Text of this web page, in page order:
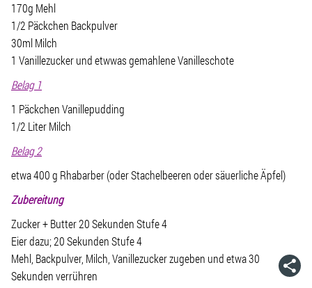
170g Mehl
1/2 Päckchen Backpulver
30ml Milch
1 Vanillezucker und etwwas gemahlene Vanilleschote
Belag 1
1 Päckchen Vanillepudding
1/2 Liter Milch
Belag 2
etwa 400 g Rhabarber (oder Stachelbeeren oder säuerliche Äpfel)
Zubereitung
Zucker + Butter 20 Sekunden Stufe 4
Eier dazu; 20 Sekunden Stufe 4
Mehl, Backpulver, Milch, Vanillezucker zugeben und etwa 30
Sekunden verrühren